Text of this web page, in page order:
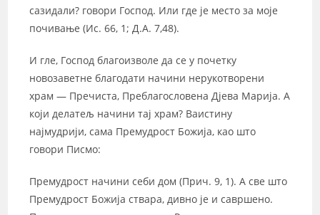
сазидали? говори Господ. Или где је место за моје
почивање (Ис. 66, 1; Д.А. 7,48).
И гле, Господ благоизволе да се у почетку
новозаветне благодати начини нерукотворени
храм — Пречиста, Преблагословена Дјева Марија. А
који делатељ начини тај храм? Ваистину
најмудрији, сама Премудрост Божија, као што
говори Писмо:
Премудрост начини себи дом (Прич. 9, 1). А све што
Премудрост Божија ствара, дивно је и савршено.